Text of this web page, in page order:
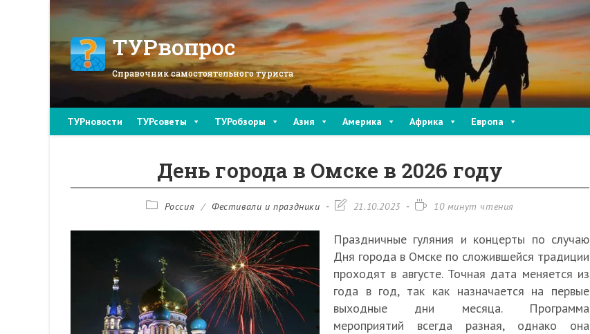
ТУРвопрос
Справочник самостоятельного туриста
ТУРновости ТУРсоветы ТУРобзоры Азия Америка Африка Европа
День города в Омске в 2026 году
Рубрика
Россия / Фестивали и праздники
Запись21.10.2023
Время10 минут чтения
Праздничные гуляния и концерты по случаю
Дня города в Омске по сложившейся традиции
проходят в августе. Точная дата меняется из
года в год, так как назначается на первые
выходные дни месяца. Программа
мероприятий всегда разная, однако она